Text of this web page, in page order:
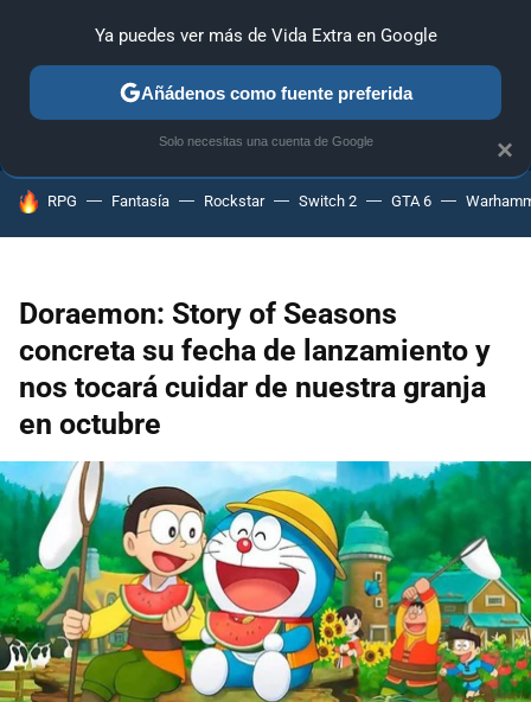
ANÁLISIS GUÍAS Y TRUCOS PC SONY NINTENDO
HOY SE HABLA DE
RPG Fantasía Rockstar Switch 2 GTA 6
Doraemon: Story of Seasons
concreta su fecha de lanzamiento y
nos tocará cuidar de nuestra granja
en octubre
×
Ya puedes ver más de Vida Extra en Google
Añádenos como fuente preferida
Solo necesitas una cuenta de Google